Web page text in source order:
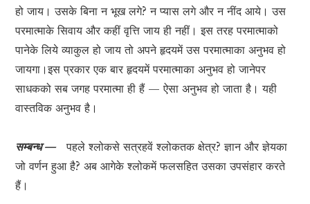
हो जाय। उसके बिना न भूख लगे? न प्यास लगे और न नींद आये। उस
परमात्माके सिवाय और कहीं वृत्ति जाय ही नहीं। इस तरह परमात्माको
पानेके लिये व्याकुल हो जाय तो अपने हृदयमें उस परमात्माका अनुभव हो
जायगा।इस प्रकार एक बार हृदयमें परमात्माका अनुभव हो जानेपर
साधकको सब जगह परमात्मा ही हैं — ऐसा अनुभव हो जाता है। यही
वास्तविक अनुभव है।
सम्बन्ध —
पहले श्लोकसे सत्रहवें श्लोकतक क्षेत्र? ज्ञान और ज्ञेयका
जो वर्णन हुआ है? अब आगेके श्लोकमें फलसहित उसका उपसंहार करते
हैं।